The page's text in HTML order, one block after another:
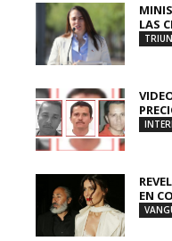
LAS
EN